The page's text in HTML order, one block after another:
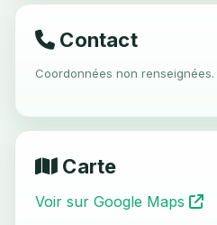
Contact
Coordonnées non renseignées.
Carte
Voir sur Google Maps